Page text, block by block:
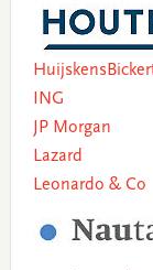
ING
JP Morgan
Lazard
Leonardo & Co